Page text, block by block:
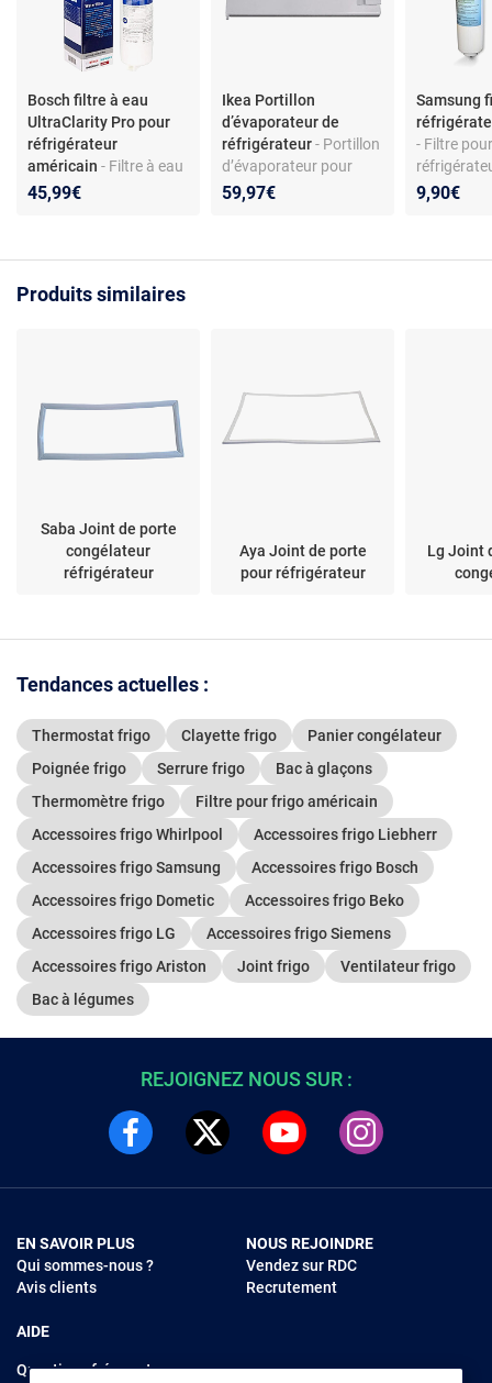
Bosch filtre à eau
UltraClarity Pro pour
réfrigérateur
américain - Filtre à eau
Ultra Clarity Pro pour
45,99€
Ikea Portillon
d’évaporateur de
réfrigérateur- Portillon
d’évaporateur pour
réfrigérateur - Plastique
59,97€
Samsung
- Filtre
-
9,90€
Produits similaires
Saba Joint de porte
congélateur
réfrigérateur
Aya Joint de porte
pour réfrigérateur
Lg Joint
Tendances actuelles :
Thermostat frigo Clayette frigo
Panier congélateur
Poignée frigo
Serrure frigo
Bac à glaçons
Thermomètre frigo
Filtre pour frigo américain
Accessoires frigo Whirlpool
Accessoires frigo Liebherr
Accessoires frigo Samsung
Accessoires frigo Bosch
Accessoires frigo Dometic
Accessoires frigo Beko
Accessoires frigo LG
Accessoires frigo Siemens
Accessoires frigo Ariston
Joint frigo
Ventilateur frigo
Bac à légumes
REJOIGNEZ NOUS SUR :
EN SAVOIR PLUS
Qui sommes-nous ?
Avis clients
AIDE
Questions fréquentes
NOUS REJOINDRE
Vendez sur RDC
Recrutement